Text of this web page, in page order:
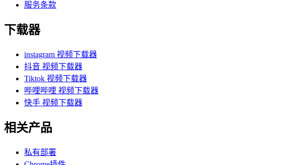
服务条款
下载器
instagram 视频下载器
抖音 视频下载器
Tiktok 视频下载器
哔哩哔哩 视频下载器
快手 视频下载器
相关产品
私有部署